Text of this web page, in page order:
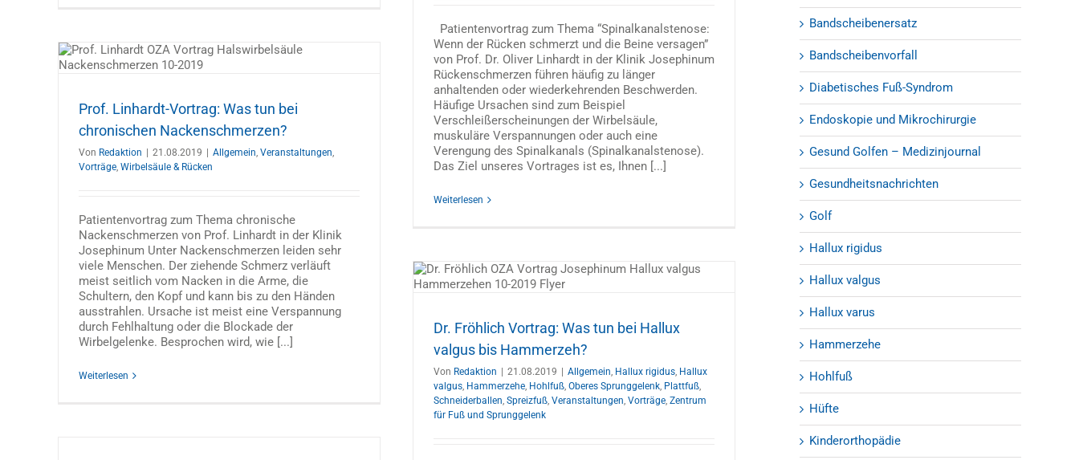
Patientenvortrag zum Thema “Spinalkanalstenose:
Wenn der Rücken schmerzt und die Beine versagen”
von Prof. Dr. Oliver Linhardt in der Klinik Josephinum
Rückenschmerzen führen häufig zu länger
anhaltenden oder wiederkehrenden Beschwerden.
Häufige Ursachen sind zum Beispiel
Verschleißerscheinungen der Wirbelsäule,
muskuläre Verspannungen oder auch eine
Verengung des Spinalkanals (Spinalkanalstenose).
Das Ziel unseres Vortrages ist es, Ihnen [...]
Weiterlesen
Prof. Linhardt-Vortrag: Was tun bei
chronischen Nackenschmerzen?
Von Redaktion 21.08.2019 Allgemein, Veranstaltungen,
Vorträge, Wirbelsäule & Rücken
Patientenvortrag zum Thema chronische
Nackenschmerzen von Prof. Linhardt in der Klinik
Josephinum Unter Nackenschmerzen leiden sehr
viele Menschen. Der ziehende Schmerz verläuft
meist seitlich vom Nacken in die Arme, die
Schultern, den Kopf und kann bis zu den Händen
ausstrahlen. Ursache ist meist eine Verspannung
durch Fehlhaltung oder die Blockade der
Wirbelgelenke. Besprochen wird, wie [...]
Weiterlesen
Dr. Fröhlich Vortrag: Was tun bei Hallux
valgus bis Hammerzeh?
Allgemein Hallux rigidus Hallux valgus
Hammerzehe
Hohlfuß
Oberes Sprunggelenk Plattfuß
Spreizfuß Veranstaltungen Vorträge Zentrum für Fuß und
Sprunggelenk
Dr. Fröhlich Vortrag: Was tun bei Hallux
valgus bis Hammerzeh?
Von Redaktion 21.08.2019 Allgemein, Hallux rigidus, Hallux
valgus, Hammerzehe, Hohlfuß, Oberes Sprunggelenk, Plattfuß,
Schneiderballen, Spreizfuß, Veranstaltungen, Vorträge, Zentrum
für Fuß und Sprunggelenk
Bandscheibenersatz
Bandscheibenvorfall
Diabetisches Fuß-Syndrom
Endoskopie und Mikrochirurgie
Gesund Golfen – Medizinjournal
Gesundheitsnachrichten
Golf
Hallux rigidus
Hallux valgus
Hallux varus
Hammerzehe
Hohlfuß
Hüfte
Kinderorthopädie